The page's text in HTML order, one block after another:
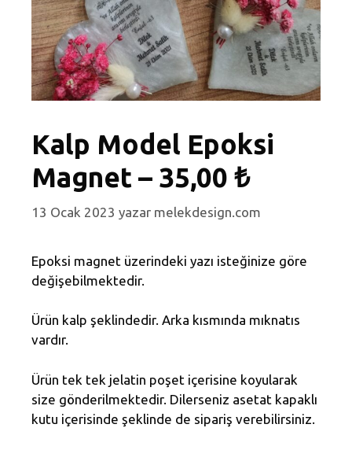
Kalp Model Epoksi
Magnet – 35,00 ₺
13 Ocak 2023 yazar melekdesign.com
Epoksi magnet üzerindeki yazı isteğinize göre
değişebilmektedir.
Ürün kalp şeklindedir. Arka kısmında mıknatıs
vardır.
Ürün tek tek jelatin poşet içerisine koyularak
size gönderilmektedir. Dilerseniz asetat kapaklı
kutu içerisinde şeklinde de sipariş verebilirsiniz.